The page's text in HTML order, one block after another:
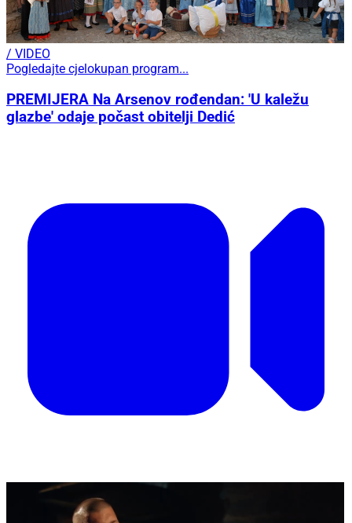
/ VIDEO
Pogledajte cjelokupan program...
PREMIJERA Na Arsenov rođendan: 'U kaležu
glazbe' odaje počast obitelji Dedić